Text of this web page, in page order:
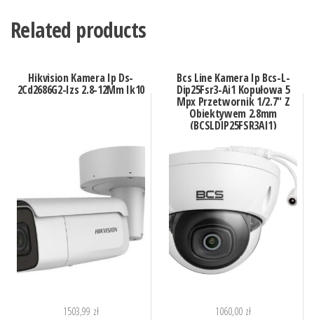
Related products
Hikvision Kamera Ip Ds-
2Cd2686G2-Izs 2.8-12Mm Ik10
1503,99 zł
Bcs Line Kamera Ip Bcs-L-
Dip25Fsr3-Ai1 Kopułowa 5
Mpx Przetwornik 1/2.7″ Z
Obiektywem 2.8mm
(BCSLDIP25FSR3AI1)
1060,00 zł